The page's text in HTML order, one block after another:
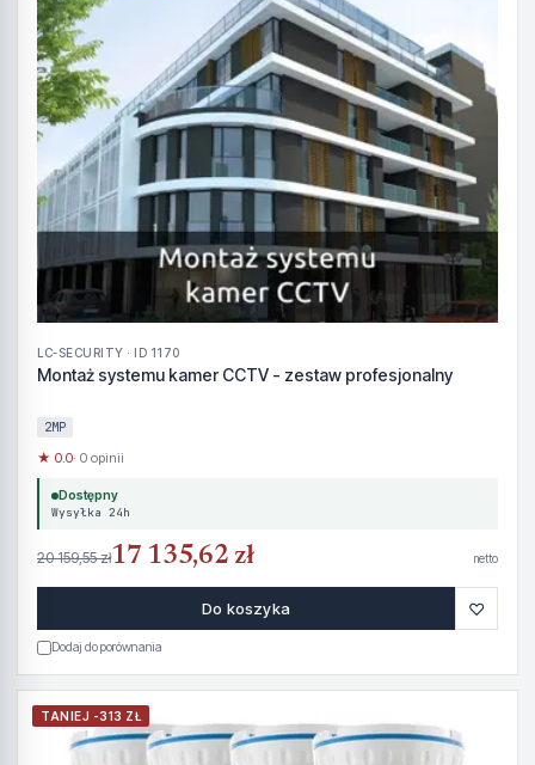
LC-SECURITY · ID 1170
Montaż systemu kamer CCTV - zestaw profesjonalny
2MP
★ 0.0· 0 opinii
Dostępny
Wysyłka 24h
20 159,55 zł17 135,62 zł netto
Do koszyka ♡
Dodaj do porównania
TANIEJ -313 ZŁ